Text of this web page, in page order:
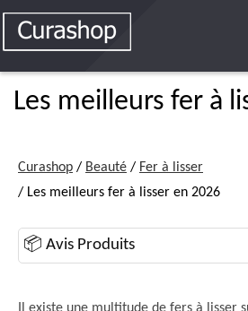
Les meilleurs fer à
Curashop / Beauté / Fer à lisser
/ Les meilleurs fer à lisser en 2026
📦 Avis Produits